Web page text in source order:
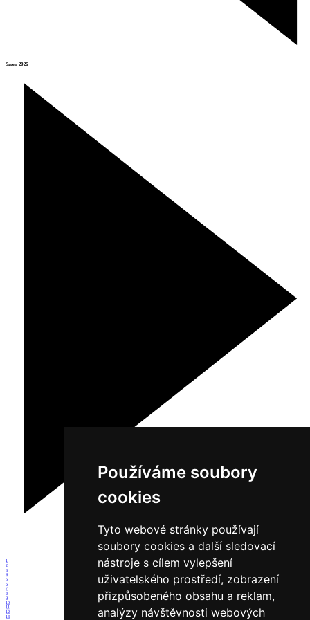
Používáme soubory
cookies
Tyto webové stránky používají
soubory cookies a další sledovací
nástroje s cílem vylepšení
uživatelského prostředí, zobrazení
přizpůsobeného obsahu a reklam,
analýzy návštěvnosti webových
Srpen 2026
1
2
3
4
5
6
7
8
9
10
11
12
13